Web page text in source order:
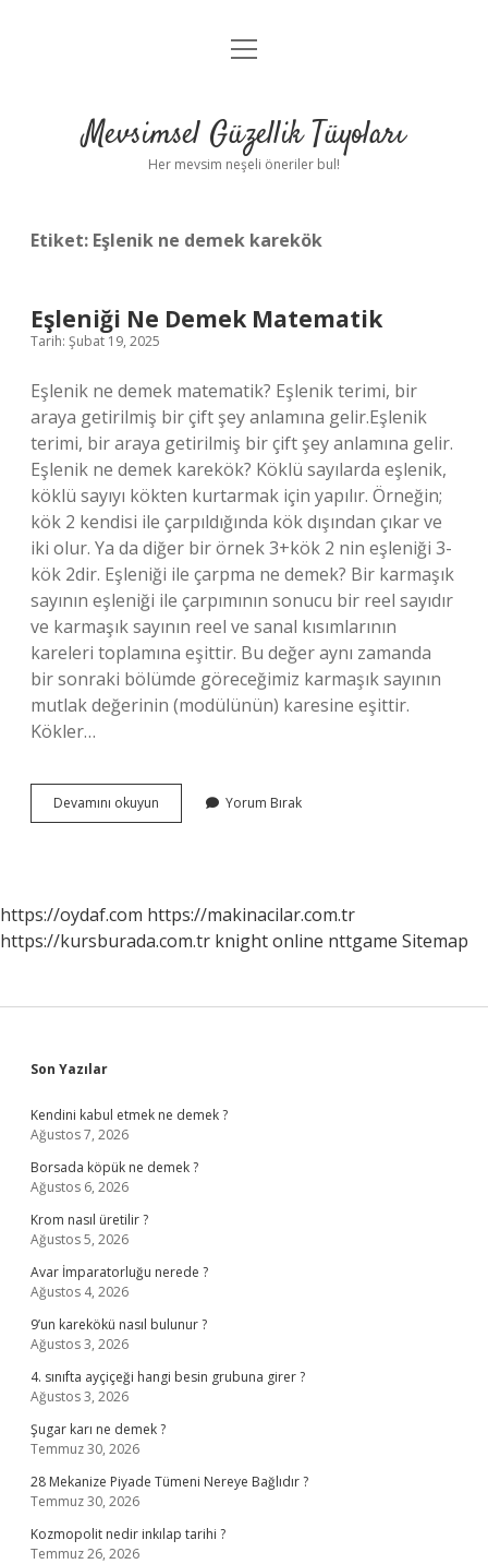
Anasayfa
Yasal Uyarı
menüyü
Mevsimsel Güzellik Tüyoları
Her mevsim neşeli öneriler bul!
Etiket: Eşlenik ne demek karekök
Eşleniği Ne Demek Matematik
Tarih: Şubat 19, 2025
Eşlenik ne demek matematik? Eşlenik terimi, bir
araya getirilmiş bir çift şey anlamına gelir.Eşlenik
terimi, bir araya getirilmiş bir çift şey anlamına gelir.
Eşlenik ne demek karekök? Köklü sayılarda eşlenik,
köklü sayıyı kökten kurtarmak için yapılır. Örneğin;
kök 2 kendisi ile çarpıldığında kök dışından çıkar ve
iki olur. Ya da diğer bir örnek 3+kök 2 nin eşleniği 3-
kök 2dir. Eşleniği ile çarpma ne demek? Bir karmaşık
sayının eşleniği ile çarpımının sonucu bir reel sayıdır
ve karmaşık sayının reel ve sanal kısımlarının
kareleri toplamına eşittir. Bu değer aynı zamanda
bir sonraki bölümde göreceğimiz karmaşık sayının
mutlak değerinin (modülünün) karesine eşittir.
Kökler…
Devamını okuyun
Ne
Yorum Bırak
https://oydaf.com https://makinacilar.com.tr
https://kursburada.com.tr knight online nttgame Sitemap
Sidebar
Son Yazılar
Kendini kabul etmek ne demek ?
Ağustos 7, 2026
Borsada köpük ne demek ?
Ağustos 6, 2026
Krom nasıl üretilir ?
Ağustos 5, 2026
Avar İmparatorluğu nerede ?
Ağustos 4, 2026
9’un karekökü nasıl bulunur ?
Ağustos 3, 2026
4. sınıfta ayçiçeği hangi besin grubuna girer ?
Ağustos 3, 2026
Şugar karı ne demek ?
Temmuz 30, 2026
28 Mekanize Piyade Tümeni Nereye Bağlıdır ?
Temmuz 30, 2026
Kozmopolit nedir inkılap tarihi ?
Temmuz 26, 2026